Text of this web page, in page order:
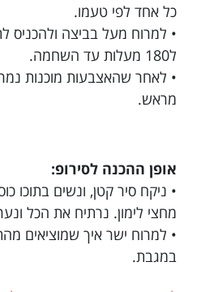
כל אחד לפי טעמו.
• למרוח מעל בביצה ולהכניס
ל180 מעלות עד השחמה.
• לאחר שהאצבעות מוכנות
מראש.
אופן ההכנה לסירופ:
מחצי לימון. נרתיח את הכל
• למרוח ישר איך שמוציאים
במגבת.